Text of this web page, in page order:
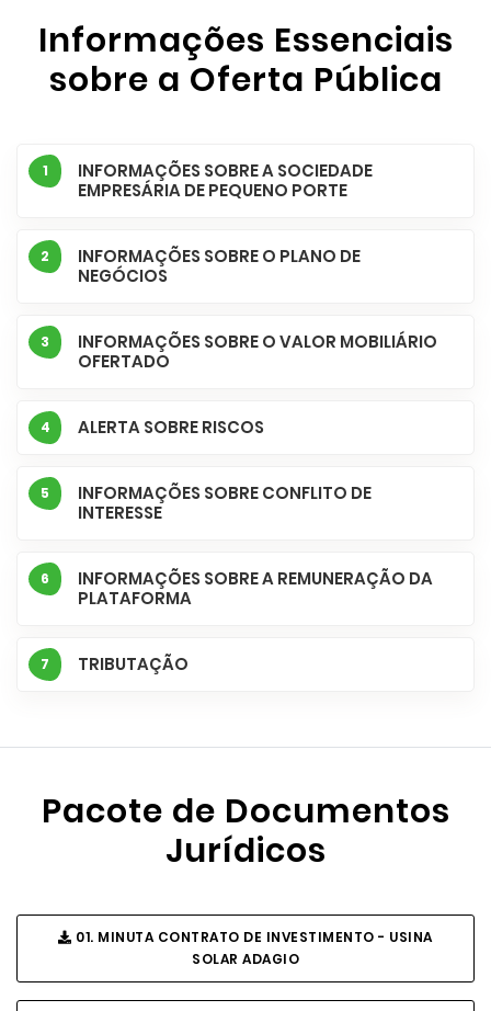
Informações Essenciais
sobre a Oferta Pública
1
INFORMAÇÕES SOBRE A SOCIEDADE
EMPRESÁRIA DE PEQUENO PORTE
2
INFORMAÇÕES SOBRE O PLANO DE
NEGÓCIOS
3
INFORMAÇÕES SOBRE O VALOR MOBILIÁRIO
OFERTADO
4 ALERTA SOBRE RISCOS
5
INFORMAÇÕES SOBRE CONFLITO DE
INTERESSE
6
INFORMAÇÕES SOBRE A REMUNERAÇÃO DA
PLATAFORMA
7 TRIBUTAÇÃO
Pacote de Documentos
Jurídicos
01. MINUTA CONTRATO DE INVESTIMENTO - USINA
SOLAR ADAGIO